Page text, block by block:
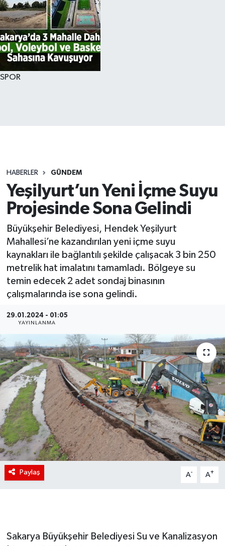
SPOR
HABERLER GÜNDEM
Yeşilyurt’un Yeni İçme Suyu
Projesinde Sona Gelindi
Büyükşehir Belediyesi, Hendek Yeşilyurt
Mahallesi’ne kazandırılan yeni içme suyu
kaynakları ile bağlantılı şekilde çalışacak 3 bin 250
metrelik hat imalatını tamamladı. Bölgeye su
temin edecek 2 adet sondaj binasının
çalışmalarında ise sona gelindi.
29.01.2024 - 01:05
YAYINLANMA
Paylaş A- A+
Sakarya Büyükşehir Belediyesi Su ve Kanalizasyon